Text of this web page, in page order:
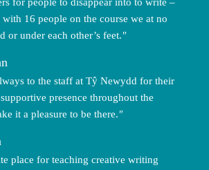
with 16 people on the course we at no
or under each other’s feet.
to the staff at Tŷ Newydd for their
presence throughout the
it a pleasure to be there.
place for teaching creative writing